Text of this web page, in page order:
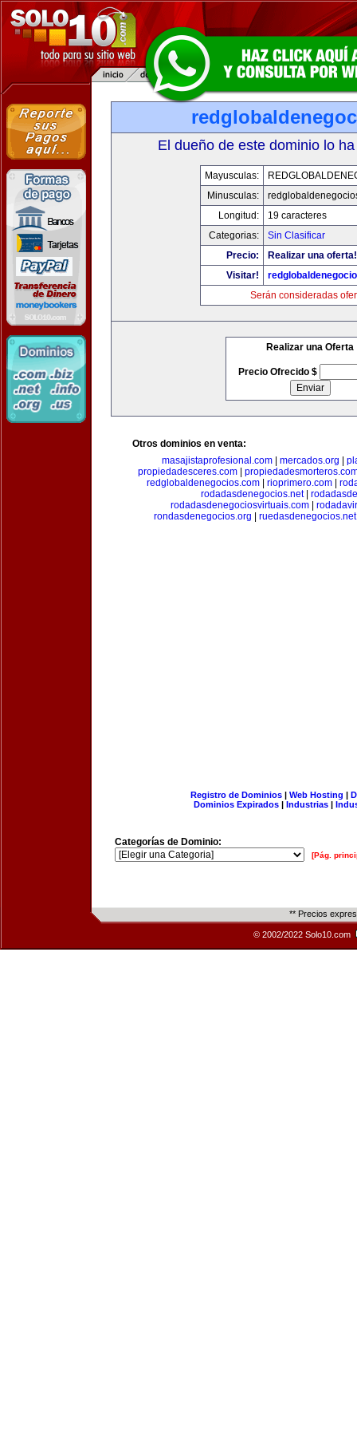
El dueño de este dominio lo
Mayusculas:
Minusculas:
Longitud:
19 caracteres
Categorias:
Sin Clasificar
Precio:
Realizar una oferta!
Visitar!
Serán consideradas
Realizar una Oferta
Precio Ofrecido $
Otros dominios en venta:
masajistaprofesional.com
mercados.org
propiedadesceres.com|
redglobaldenegocios.com
rioprimero.com
rodadasdenegocios.net|
rodadasdenegociosvirtuais.com|
rondasdenegocios.org
ruedasdenegocios.net
Registro de Dominios| Web Hosting |
Dominios Expirados | Industrias |
Categorías de Dominio:
[Pág.
** Precios
© 2002/2022 Solo10.com